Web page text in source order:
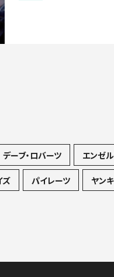
デーブ・ロバーツ エンゼ
ズ パイレーツ ヤン